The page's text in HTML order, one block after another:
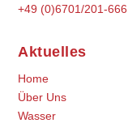
+49 (0)6701/201-666
Aktuelles
Home
Über Uns
Wasser